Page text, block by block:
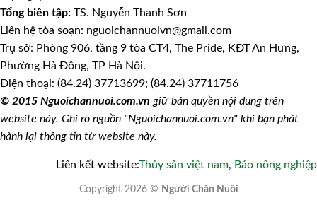
Tổng biên tập: TS. Nguyễn Thanh Sơn
Liên hệ tòa soạn: nguoichannuoivn@gmail.com
Trụ sở: Phòng 906, tầng 9 tòa CT4, The Pride, KĐT An Hưng,
Phường Hà Đông, TP Hà Nội.
Điện thoại: (84.24) 37713699; (84.24) 37711756
© 2015 Nguoichannuoi.com.vn giữ bản quyền nội dung trên
website này. Ghi rõ nguồn "Nguoichannuoi.com.vn" khi bạn phát
hành lại thông tin từ website này.
Liên kết website:Thủy sản việt nam, Báo nông nghiệp
Copyright 2026 © Người Chăn Nuôi